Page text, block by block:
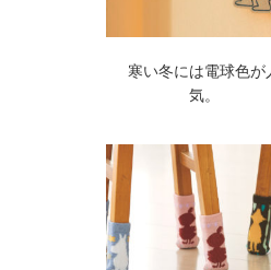
寒い冬には電球色が
気。